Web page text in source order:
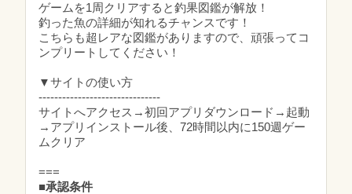
ゲームを1周クリアすると釣果図鑑が解放！
釣った魚の詳細が知れるチャンスです！
こちらも超レアな図鑑がありますので、頑張ってコ
ンプリートしてください！
▼サイトの使い方
-------------------------------
サイトへアクセス→初回アプリダウンロード→起動
→アプリインストール後、72時間以内に150週ゲー
ムクリア
===
■承認条件